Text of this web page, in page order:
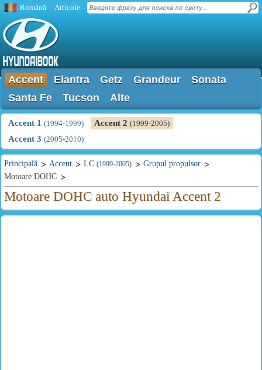
Română Articole
Accent Elantra Getz Grandeur
Sonata
Santa Fe
Tucson Alte
Accent 1 (1994-1999) Accent 2 (1999-2005)
Accent 3 (2005-2010)
Principală Accent LC (1999-2005)
Grupul propulsor
Motoare DOHC
Motoare DOHC auto Hyundai Accent 2